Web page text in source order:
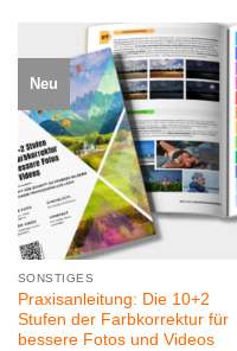
Neu
SONSTIGES
Praxisanleitung: Die 10+2
Stufen der Farbkorrektur für
bessere Fotos und Videos